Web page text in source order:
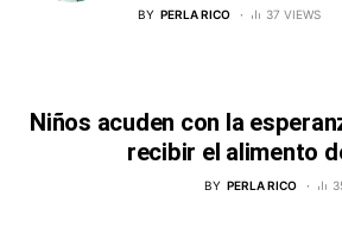
BY PERLA RICO 37 VIEWS
Niños acuden con la
recibir el alimento
BY PERLA RICO